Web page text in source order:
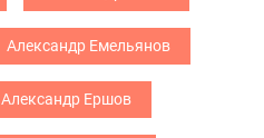
Александр Емельянов
Александр Ершов